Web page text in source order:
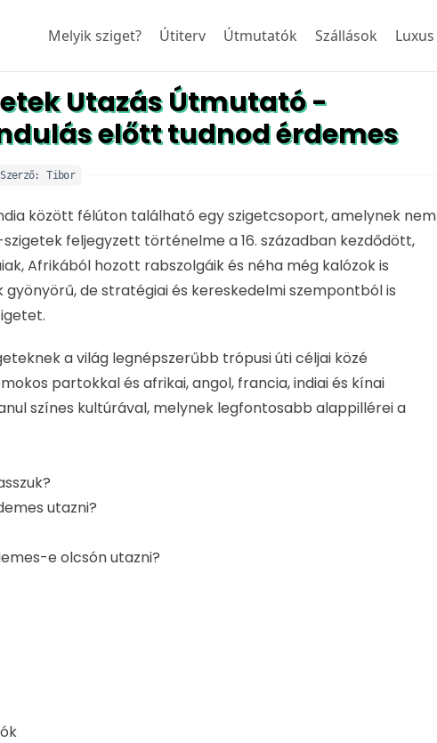
Melyik sziget? Útiterv Útmutatók Szállások Luxus
Utazás Útmutató -
előtt tudnod érdemes
Szerző: Tibor
között félúton található egy szigetcsoport, amelynek nem
feljegyzett történelme a 16. században kezdődött,
Afrikából hozott rabszolgáik és néha még kalózok is
gyönyörű, de stratégiai és kereskedelmi szempontból is
a világ legnépszerűbb trópusi úti céljai közé
partokkal és afrikai, angol, francia, indiai és kínai
színes kultúrával, melynek legfontosabb alappillérei a
utazni?
e olcsón utazni?